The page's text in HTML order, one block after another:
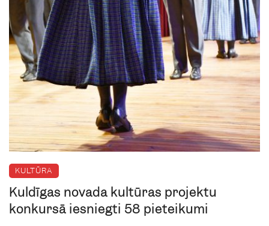
KULTŪRA
Kuldīgas novada kultūras projektu
konkursā iesniegti 58 pieteikumi